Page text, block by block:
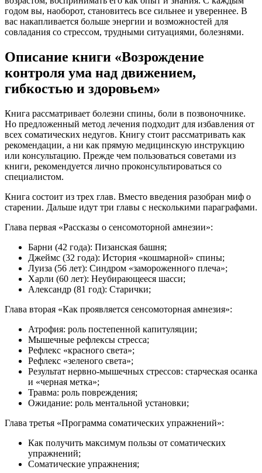
годом вы, наоборот, становитесь все сильнее и увереннее. В
вас накапливается больше энергии и возможностей для
совладания со стрессом, трудными ситуациями, болезнями.
Описание книги «Возрождение
контроля ума над движением,
гибкостью и здоровьем»
Книга рассматривает болезни спины, боли в позвоночнике.
Но предложенный метод лечения подходит для избавления от
всех соматических недугов. Книгу стоит рассматривать как
рекомендации, а ни как прямую медицинскую инструкцию
или консультацию. Прежде чем пользоваться советами из
книги, рекомендуется лично проконсультироваться со
специалистом.
Книга состоит из трех глав. Вместо введения разобран миф о
старении. Дальше идут три главы с несколькими параграфами.
Глава первая «Рассказы о сенсомоторной амнезии»:
Барни (42 года): Пизанская башня;
Джеймс (32 года): История «кошмарной» спины;
Луиза (56 лет): Синдром «замороженного плеча»;
Харли (60 лет): Неубирающееся шасси;
Александр (81 год): Старички;
Глава вторая «Как проявляется сенсомоторная амнезия»:
Атрофия: роль постепенной капитуляции;
Мышечные рефлексы стресса;
Рефлекс «красного света»;
Рефлекс «зеленого света»;
Результат нервно-мышечных стрессов: старческая осанка
и «черная метка»;
Травма: роль повреждения;
Ожидание: роль ментальной установки;
Глава третья «Программа соматических упражнений»:
Как получить максимум пользы от соматических
упражнений;
Соматические упражнения;